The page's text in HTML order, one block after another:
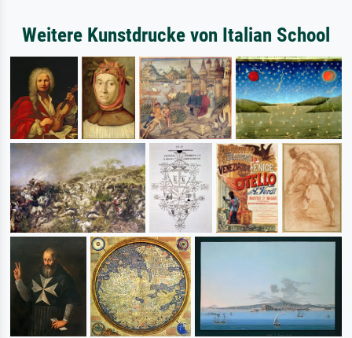
Weitere Kunstdrucke von Italian School